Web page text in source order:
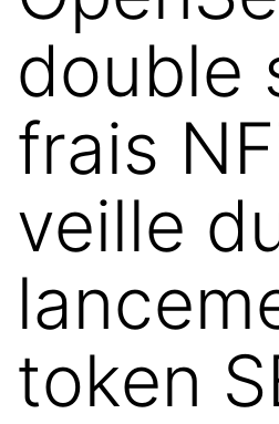
double
frais
veille
token